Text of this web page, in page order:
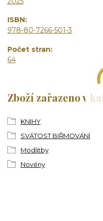
ISBN
978-80-7266-501-3
Počet stran
64
Zboží zařazeno v
KNIHY
SVÁTOST BIŘMOVÁNÍ
Modlitby
Novény